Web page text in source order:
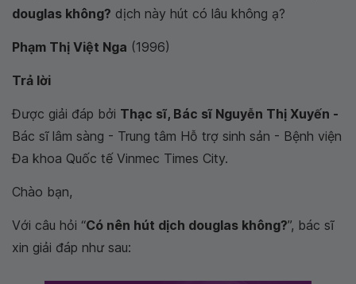
douglas không? dịch này hút có lâu không ạ?
Phạm Thị Việt Nga (1996)
Trả lời
Được giải đáp bởi Thạc sĩ, Bác sĩ Nguyễn Thị Xuyến -
Bác sĩ lâm sàng - Trung tâm Hỗ trợ sinh sản - Bệnh viện
Đa khoa Quốc tế Vinmec Times City.
Chào bạn,
Với câu hỏi “Có nên hút dịch douglas không?”, bác sĩ
xin giải đáp như sau: